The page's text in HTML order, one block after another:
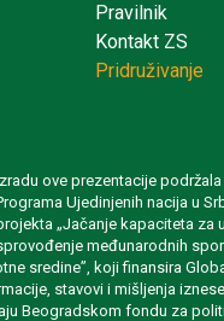
Pravilnik
Kontakt ZS
Pridruživanje
ove prezentacije
Ujedinjenih nacija u
„Jačanje kapaciteta za
međunarodnih
sredine”, koji finansira
stavovi i mišljenja
Beogradskom fondu za